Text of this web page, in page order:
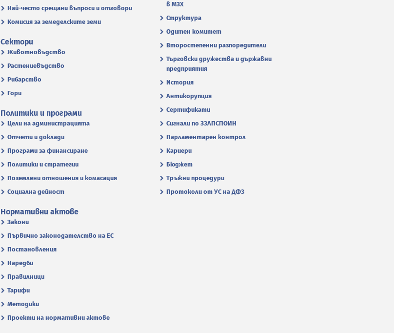
Най-често срещани въпроси и отговори
Комисия за земеделските земи
в МЗХ
Структура
Одитен комитет
Второстепенни разпоредители
Търговски дружества и държавни
предприятия
История
Антикорупция
Сертификати
Сигнали по ЗЗЛПСПОИН
Парламентарен контрол
Кариери
Бюджет
Тръжни процедури
Протоколи от УС на ДФЗ
Сектори
Животновъдство
Растениевъдство
Рибарство
Гори
Политики и програми
Цели на администрацията
Отчети и доклади
Програми за финансиране
Политики и стратегии
Поземлени отношения и комасация
Социална дейност
Нормативни актове
Закони
Първично законодателство на ЕС
Постановления
Наредби
Правилници
Тарифи
Методики
Проекти на нормативни актове